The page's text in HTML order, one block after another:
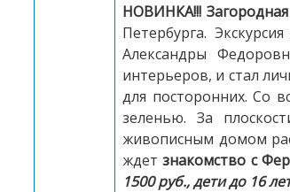
НОВИНКА!!!
Петербурга.
Александры
интерьеров, и стал
для посторонних. Со
зеленью. За
живописным домом
ждетзнакомство с
1500 руб., дети до 16